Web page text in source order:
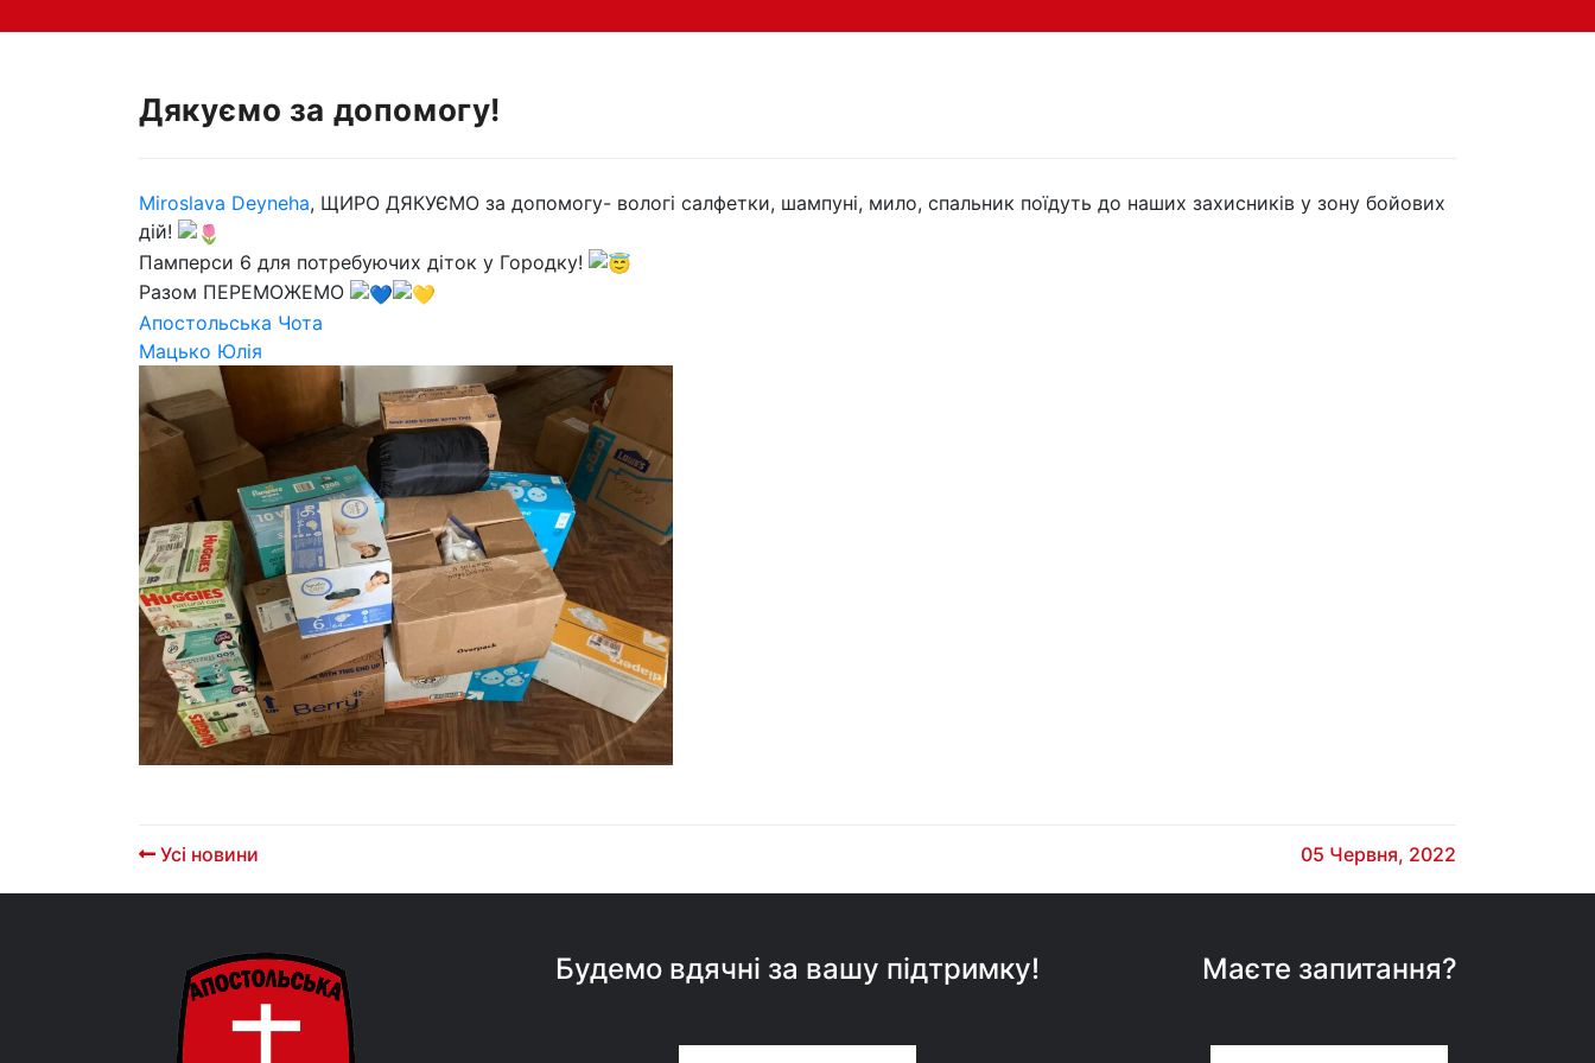
Дякуємо за допомогу!
Miroslava Deyneha, ЩИРО ДЯКУЄМО за допомогу- вологі салфетки, шампуні, мило, спальник поїдуть до наших захисників у зону бойових
дій!
Памперси 6 для потребуючих діток у Городку!
Разом ПЕРЕМОЖЕМО
Апостольська Чота
Мацько Юлія
Усі новини 05 Червня, 2022
Будемо вдячні за вашу підтримку! Маєте запитання?